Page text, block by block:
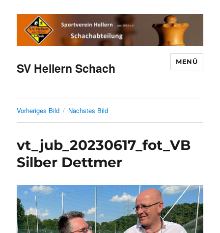
SV Hellern Schach MENÜ
Vorheriges Bild Nächstes Bild
vt_jub_20230617_fot_VB
Silber Dettmer